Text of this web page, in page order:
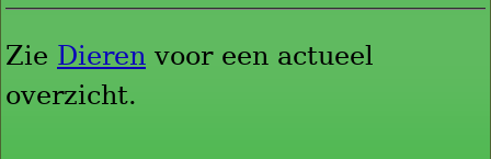
Zie Dieren voor een actueel
overzicht.